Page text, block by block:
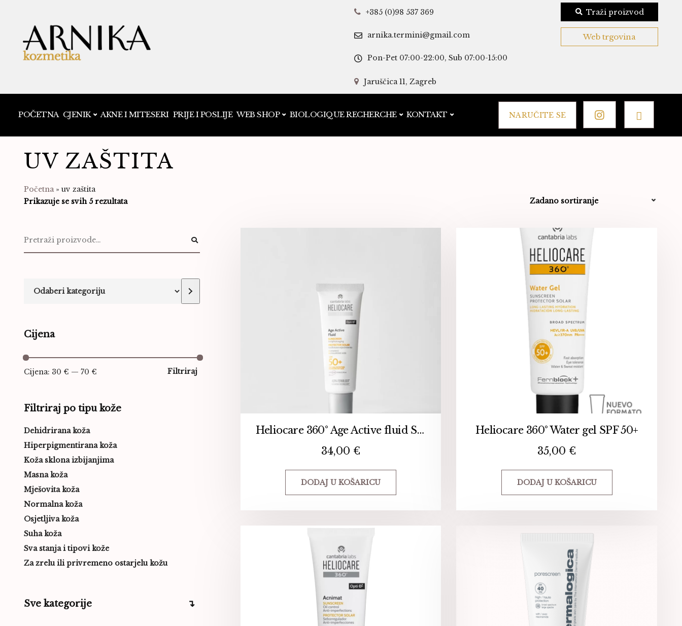
+385 (0)98 537 369
arnika.termini@gmail.com
Pon-Pet 07:00-22:00, Sub 07:00-15:00
Jaruščica 11, Zagreb
Traži proizvod
Web trgovina
POČETNA CJENIK AKNE I MITESERI PRIJE I POSLIJE WEB SHOP BIOLOGIQUE RECHERCHE KONTAKT NARUČITE SE
UV ZAŠTITA
Početna» uv zaštita
Prikazuje se svih 5 rezultata
Cijena
Filtriraj
Cijena: 30 € — 70 €
Filtriraj po tipu kože
Dehidrirana koža
Hiperpigmentirana koža
Koža sklona izbijanjima
Masna koža
Mješovita koža
Normalna koža
Osjetljiva koža
Suha koža
Sva stanja i tipovi kože
Za zrelu ili privremeno ostarjelu kožu
Sve kategorije
Heliocare 360° Age Active fluid SPF 50
34,00 €
DODAJ U KOŠARICU
Heliocare 360° Water gel SPF 50+
35,00 €
DODAJ U KOŠARICU